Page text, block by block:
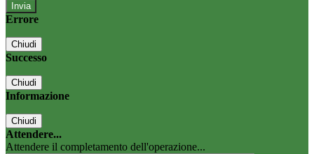
Errore
Chiudi
Successo
Chiudi
Informazione
Chiudi
Attendere...
Attendere il completamento dell'operazione...